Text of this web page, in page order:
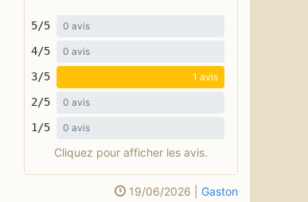
5/5 0 avis
4/5 0 avis
3/5 1 avis
2/5 0 avis
1/5 0 avis
Cliquez pour afficher les avis.
19/06/2026 | Gaston